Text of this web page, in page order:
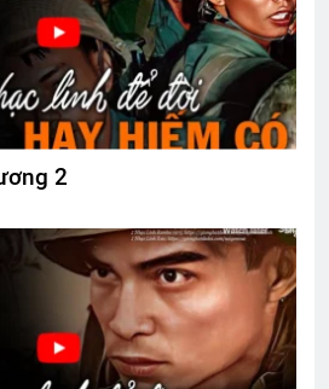
518 VNCH
Ago
TRÍ KHÔNG CÓ NỖI SỢ
Tagore)
Ago
Đặng Ngọc Thêm K25
2